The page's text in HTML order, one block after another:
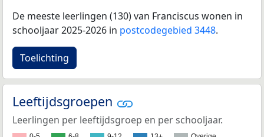
De meeste leerlingen (130) van Franciscus wonen in
schooljaar 2025-2026 in postcodegebied 3448.
Toelichting
Leeftijdsgroepen
Leerlingen per leeftijdsgroep en per schooljaar.